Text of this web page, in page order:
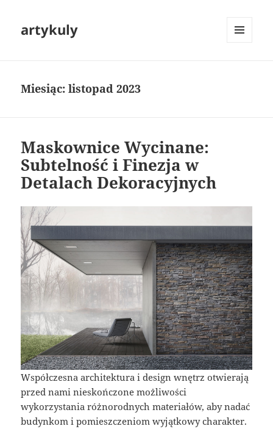
artykuly
Miesiąc:listopad 2023
Maskownice Wycinane:
Subtelność i Finezja w
Detalach Dekoracyjnych
Współczesna architektura i design wnętrz otwierają
przed nami nieskończone możliwości
wykorzystania różnorodnych materiałów, aby nadać
budynkom i pomieszczeniom wyjątkowy charakter.